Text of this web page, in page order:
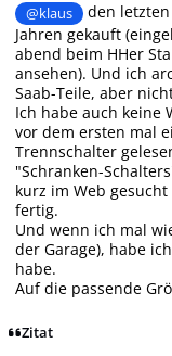
@klaus
den
Jahren gekauft
abend beim HHer
ansehen). Und ich
Saab-Teile, aber
Ich habe auch keine
vor dem ersten mal
Trennschalter
"Schranken-
kurz im Web
fertig.
Und wenn ich mal
der Garage), habe
habe.
Auf die passende
Zitat